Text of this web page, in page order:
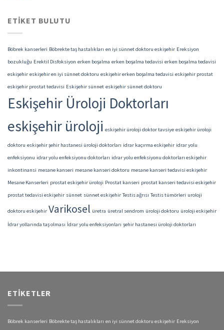
ETIKET BULUTU
Böbrek kanserleri Böbrekte taş hastalıkları en iyi sünnet doktoru eskişehir Ereksiyon
bozukluğu Erektil Disfoksiyon erken boşalma erken boşalma tedavisi erken boşalma tedavisi
eskişehir eskişehir en iyi sünnet doktoru eskişehir erken boşalma tedavisi eskişehir prostat
eskişehir prostat tedavisi Eskişehir sünnet eskişehir sünnet doktoru
Eskişehir Üroloji Doktorları
eskişehir üroloji eskişehir üroloji doktor tavsiye eskişehir üroloji
doktoru eskişehir şehir hastanesi üroloji doktorları idrar kaçırma eskişehir idrar yolu
enfeksiyonu idrar yolu enfeksiyonu doktorları idrar yolu enfeksiyonu doktorları eskişehir
inkontinansi mesane kanseri mesane kanseri doktoru mesane kanseri tedavisi eskişehir
Mesane Kanserleri prostat eskişehir üroloji Prostat kanseri prostat kanseri tedavisi eskişehir
prostat tedavisi eskişehir sünnet sünnet eskişehir Testis ağrısı Testis tümörleri uroloji
doktoru eskişehir Varikosel üretra üretral sendrom üroloji doktoru üroloji eskişehir
İdrar yollarında taş olması İdrar yolu enfeksiyonları şehir hastanesi üroloji doktorları
ETIKETLER
Böbrek kanserleri Böbrekte taş hastalıkları en iyi sünnet doktoru eskişehir Ereksiyon